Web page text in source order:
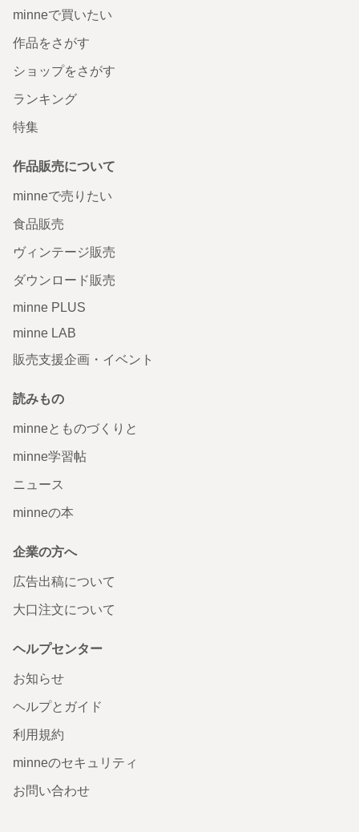
minneで買いたい
作品をさがす
ショップをさがす
ランキング
特集
作品販売について
minneで売りたい
食品販売
ヴィンテージ販売
ダウンロード販売
minne PLUS
minne LAB
販売支援企画・イベント
読みもの
minneとものづくりと
minne学習帖
ニュース
minneの本
企業の方へ
広告出稿について
大口注文について
ヘルプセンター
お知らせ
ヘルプとガイド
利用規約
minneのセキュリティ
お問い合わせ